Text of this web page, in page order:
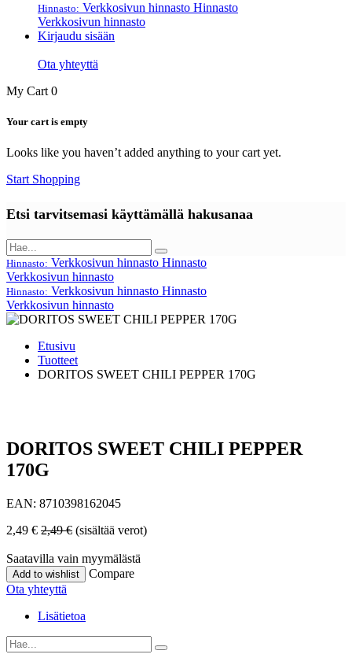
Hinnasto: Verkkosivun hinnasto Hinnasto
Verkkosivun hinnasto
Kirjaudu sisään
Ota yhteyttä
My Cart 0
Your cart is empty
Looks like you haven’t added anything to your cart yet.
Start Shopping
Etsi tarvitsemasi käyttämällä hakusanaa
Hinnasto: Verkkosivun hinnasto Hinnasto
Verkkosivun hinnasto
Hinnasto: Verkkosivun hinnasto Hinnasto
Verkkosivun hinnasto
Etusivu
Tuotteet
DORITOS SWEET CHILI PEPPER 170G
DORITOS SWEET CHILI PEPPER
170G
EAN: 8710398162045
2,49 € 2,49€ (sisältää verot)
Saatavilla vain myymälästä
Add to wishlist
Compare
Ota yhteyttä
Lisätietoa